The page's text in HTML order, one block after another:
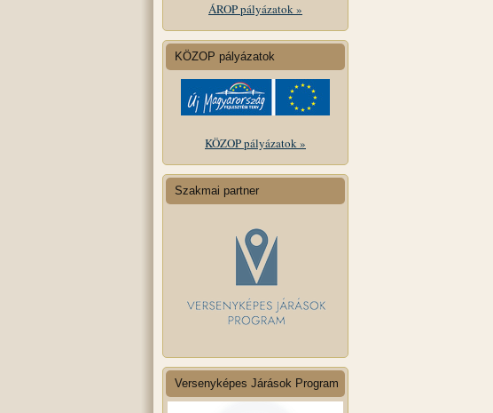
ÁROP pályázatok »
KÖZOP pályázatok
KÖZOP pályázatok »
Szakmai partner
Versenyképes Járások Program